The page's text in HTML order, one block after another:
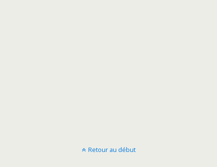
Retour au début